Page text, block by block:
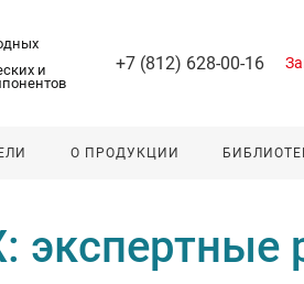
и
+7 (812) 628-00-16
О ПРОДУКЦИИ